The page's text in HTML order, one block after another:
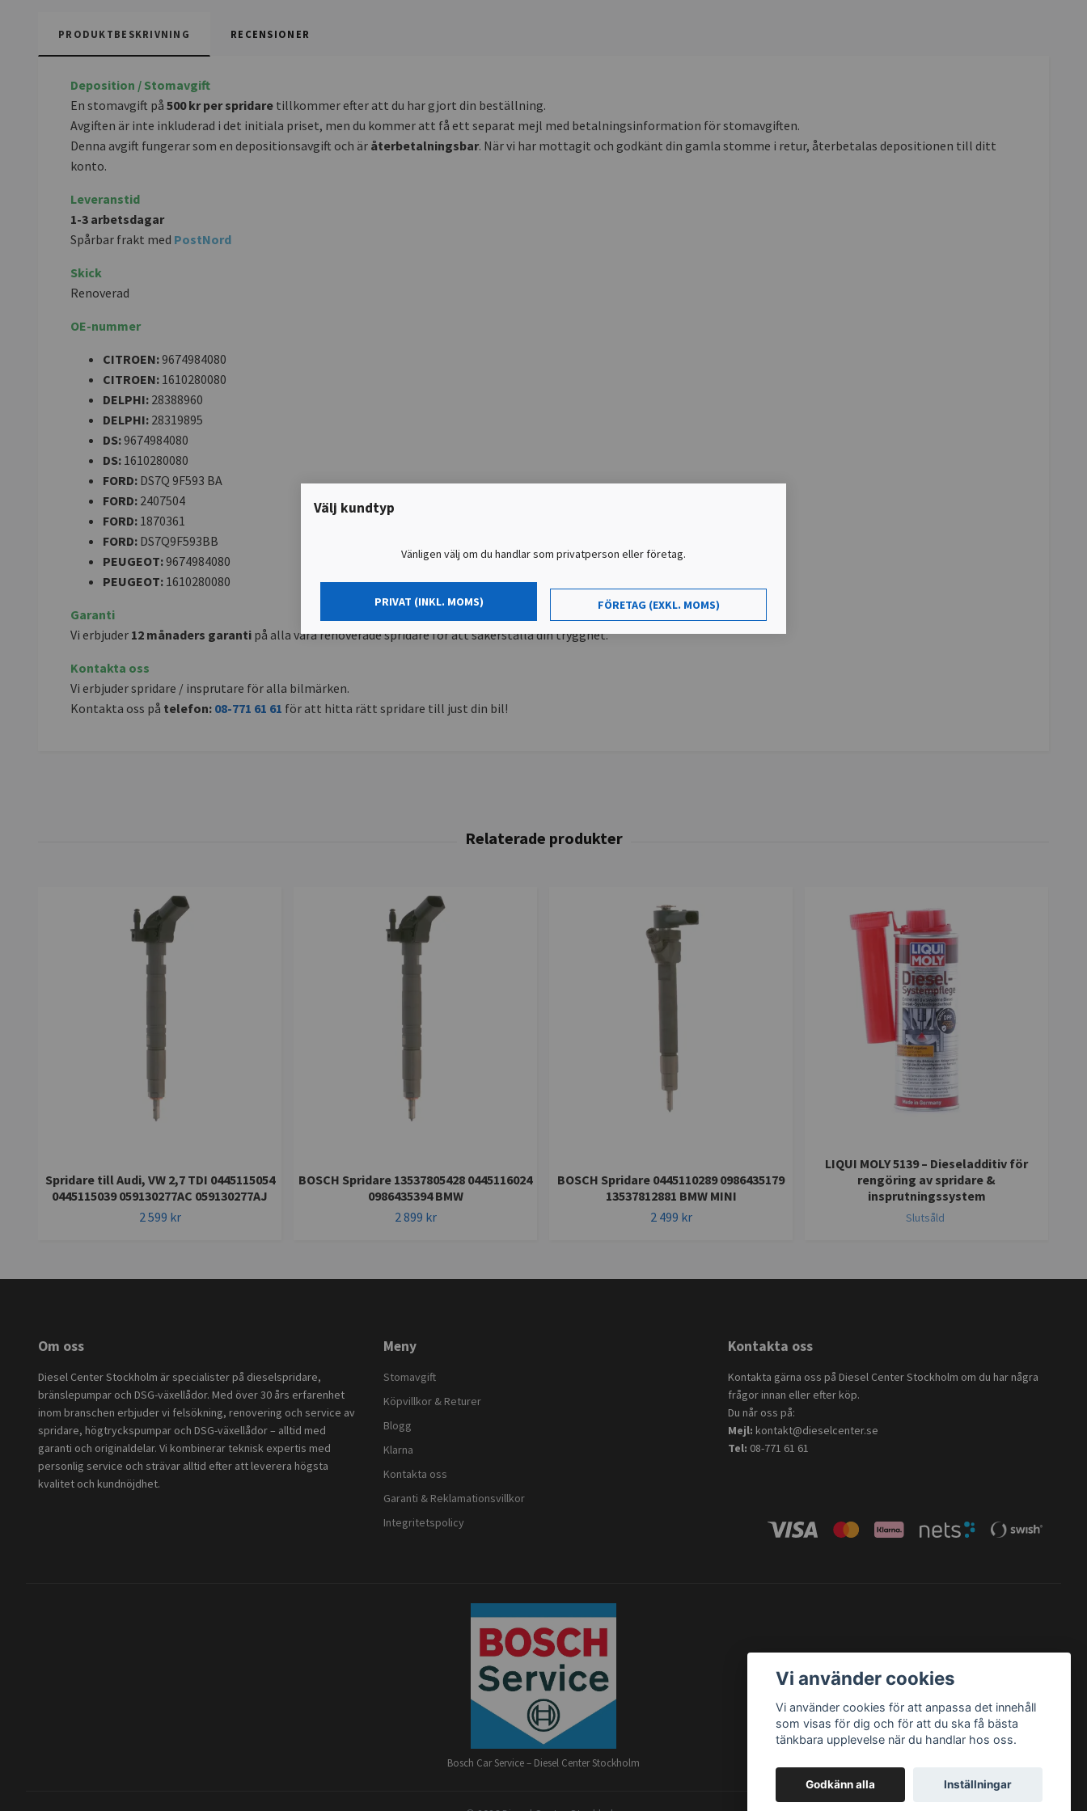
Välj kundtyp
Vänligen välj om du handlar som privatperson eller företag.
PRIVAT (INKL. MOMS) FÖRETAG (EXKL. MOMS)
PRODUKTBESKRIVNING RECENSIONER
Deposition / Stomavgift
En stomavgift på 500 kr per spridare tillkommer efter att du har gjort din beställning.
Avgiften är inte inkluderad i det initiala priset, men du kommer att få ett separat mejl med betalningsinformation för stomavgiften.
Denna avgift fungerar som en depositionsavgift och är återbetalningsbar. När vi har mottagit och godkänt din gamla stomme i retur, återbetalas depositionen till ditt
konto.
Leveranstid
1-3 arbetsdagar
Spårbar frakt med PostNord
Skick
Renoverad
OE-nummer
CITROEN:9674984080
CITROEN: 1610280080
DELPHI: 28388960
DELPHI: 28319895
DS:9674984080
DS: 1610280080
FORD: DS7Q 9F593 BA
FORD: 2407504
FORD: 1870361
FORD: DS7Q9F593BB
PEUGEOT:9674984080
PEUGEOT: 1610280080
Garanti
Vi erbjuder 12 månaders garanti på alla våra renoverade spridare för att säkerställa din trygghet.
Kontakta oss
Vi erbjuder spridare / insprutare för alla bilmärken.
Kontakta oss på telefon: 08-771 61 61 för att hitta rätt spridare till just din bil!
Spridare till Audi, VW 2,7 TDI 0445115054
0445115039 059130277AC 059130277AJ
2 599 kr
BOSCH Spridare 13537805428 0445116024
0986435394 BMW
2 899 kr
BOSCH Spridare 0445110289 0986435179
13537812881 BMW MINI
2 499 kr
LIQUI MOLY 5139 – Dieseladditiv för
rengöring av spridare &
insprutningssystem
Slutsåld
Om oss
Diesel Center Stockholm är specialister på dieselspridare,
bränslepumpar och DSG-växellådor. Med över 30 års erfarenhet
inom branschen erbjuder vi felsökning, renovering och service av
spridare, högtryckspumpar och DSG-växellådor – alltid med
garanti och originaldelar. Vi kombinerar teknisk expertis med
personlig service och strävar alltid efter att leverera högsta
kvalitet och kundnöjdhet.
Meny
Stomavgift
Köpvillkor & Returer
Blogg
Klarna
Kontakta oss
Garanti & Reklamationsvillkor
Integritetspolicy
Kontakta oss
Kontakta gärna oss på Diesel Center Stockholm om du har några
frågor innan eller efter köp.
Du når oss på:
Mejl: kontakt@dieselcenter.se
Tel: 08-771 61 61
Bosch Car Service – Diesel Center Stockholm
Vi använder cookies
Vi använder cookies för att anpassa det innehåll
som visas för dig och för att du ska få bästa
tänkbara upplevelse när du handlar hos oss.
Godkänn alla Inställningar